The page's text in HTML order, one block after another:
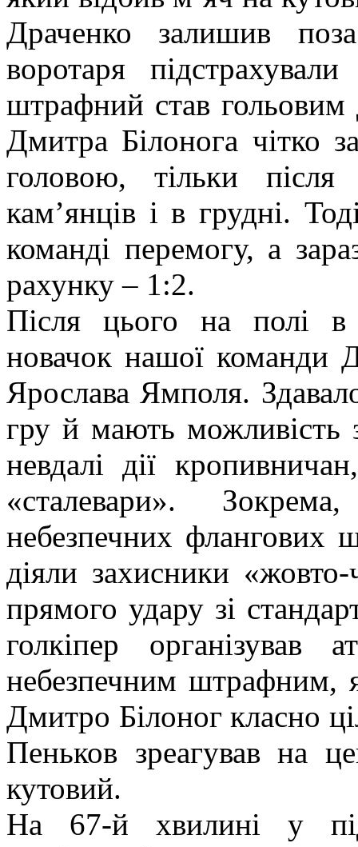
Драченко залишив
воротаря
штрафний став
Дмитра Білонога чітко
головою, тільки
кам’янців і в грудні.
команді перемогу, а
рахунку – 1:2.
Після цього на полі в
новачок нашої команди
Ярослава Ямполя.
гру й мають можливість
невдалі дії
«сталевари».
небезпечних флангових
діяли захисники
прямого удару зі
голкіпер організував
небезпечним штрафним,
Дмитро Білоног класно
Пеньков зреагував на
кутовий.
На 67-й хвилині у